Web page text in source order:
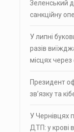
Зеленський
санкційну
У липні
разів
місцях через
Президент
зв’язку та
У Чернівцях
ДТП: у крові